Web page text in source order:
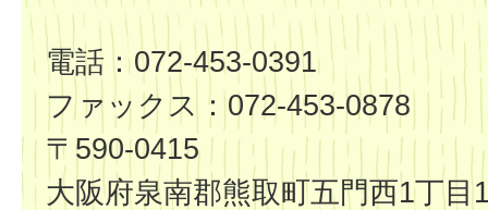
電話：072-453-0391
ファックス：072-453-0878
〒590-0415
大阪府泉南郡熊取町五門西1丁目